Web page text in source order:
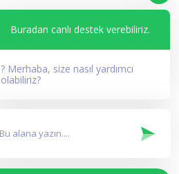
Buradan canlı destek verebiliriz.
? Merhaba, size nasıl yardımcı
olabiliriz?